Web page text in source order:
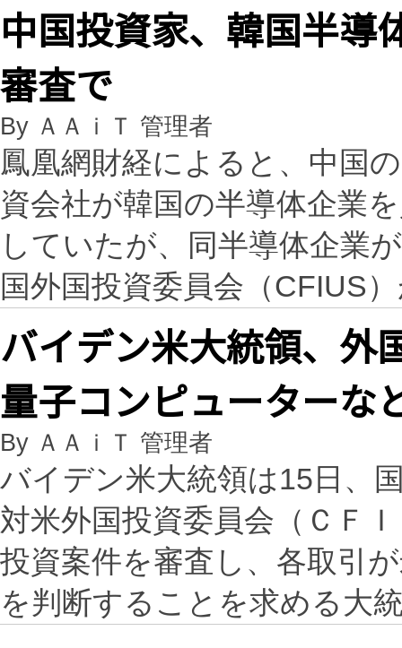
中国投資家、韓国半導
審査で
By ＡＡｉＴ 管理者
鳳凰網財経によると、中国
資会社が韓国の半導体企業
していたが、同半導体企業
国外国投資委員会（CFIUS
バイデン米大統領、外
量子コンピューターな
By ＡＡｉＴ 管理者
バイデン米大統領は15日、
対米外国投資委員会（ＣＦ
投資案件を審査し、各取引
を判断することを求める大